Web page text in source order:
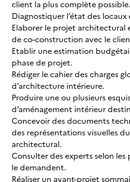
client la plus complète possible.
Diagnostiquer l’état des
Elaborer le projet architectural
de co-construction avec le
Etablir une estimation
phase de projet.
Rédiger le cahier des charges
d’architecture intérieure.
Produire une ou plusieurs
d’aménagement intérieur
Concevoir des documents
des représentations visuelles
architectural.
Consulter des experts selon
le demandent.
Réaliser un avant-projet